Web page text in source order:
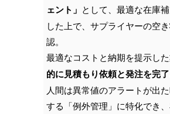
ェント」 として、最適な在庫
した上で、サプライヤーの空
認。
最適なコストと納期を提示し
的に見積もり依頼と発注を完了
人間は異常値のアラートが出
する「例外管理」に特化でき